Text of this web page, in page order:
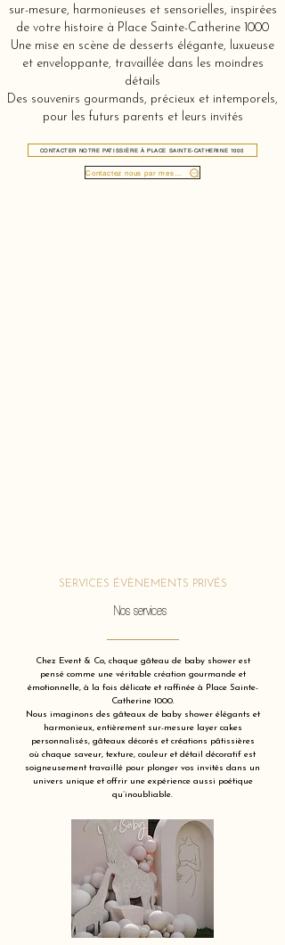
sur-mesure, harmonieuses et sensorielles, inspirées
de votre histoire à Place Sainte-Catherine 1000
Une mise en scène de desserts élégante, luxueuse
et enveloppante, travaillée dans les moindres
détails
Des souvenirs gourmands, précieux et intemporels,
pour les futurs parents et leurs invités
CONTACTER NOTRE PATISSIÈRE À PLACE SAINTE-CATHERINE 1000
SERVICES ÉVÈNEMENTS PRIVÉS
Nos services
Chez Event & Co, chaque gâteau de baby shower est
pensé comme une véritable création gourmande et
émotionnelle, à la fois délicate et raffinée à Place Sainte-
Catherine 1000.
Nous imaginons des gâteaux de baby shower élégants et
harmonieux, entièrement sur-mesure layer cakes
personnalisés, gâteaux décorés et créations pâtissières
où chaque saveur, texture, couleur et détail décoratif est
soigneusement travaillé pour plonger vos invités dans un
univers unique et offrir une expérience aussi poétique
qu’inoubliable.